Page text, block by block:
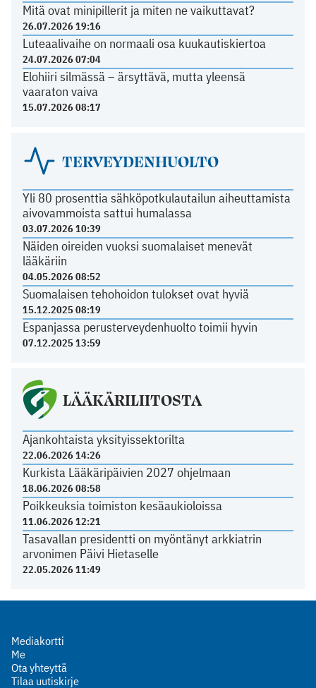
Mitä ovat minipillerit ja miten ne vaikuttavat?
26.07.2026 19:16
Luteaalivaihe on normaali osa kuukautiskiertoa
24.07.2026 07:04
Elohiiri silmässä – ärsyttävä, mutta yleensä
vaaraton vaiva
15.07.2026 08:17
TERVEYDENHUOLTO
Yli 80 prosenttia sähköpotkulautailun aiheuttamista
aivovammoista sattui humalassa
03.07.2026 10:39
Näiden oireiden vuoksi suomalaiset menevät
lääkäriin
04.05.2026 08:52
Suomalaisen tehohoidon tulokset ovat hyviä
15.12.2025 08:19
Espanjassa perusterveydenhuolto toimii hyvin
07.12.2025 13:59
LÄÄKÄRILIITOSTA
Ajankohtaista yksityissektorilta
22.06.2026 14:26
Kurkista Lääkäripäivien 2027 ohjelmaan
18.06.2026 08:58
Poikkeuksia toimiston kesäaukioloissa
11.06.2026 12:21
Tasavallan presidentti on myöntänyt arkkiatrin
arvonimen Päivi Hietaselle
22.05.2026 11:49
Mediakortti
Me
Ota yhteyttä
Tilaa uutiskirje